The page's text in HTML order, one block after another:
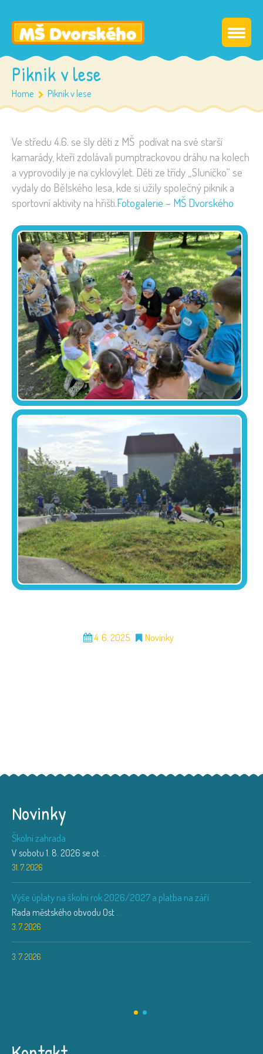
Piknik v lese
Home Piknik v lese
Ve středu 4.6. se šly děti z MŠ podívat na své starší
kamarády, kteří zdolávali pumptrackovou dráhu na kolech
a vyprovodily je na cyklovýlet. Děti ze třídy „Sluníčko“ se
vydaly do Bělského lesa, kde si užily společný piknik a
sportovní aktivity na hřišti.Fotogalerie – MŠ Dvorského
4. 6. 2025 Novinky
Novinky
Školní zahrada
V sobotu 1. 8. 2026 se ot
31. 7. 2026
Výše úplaty na školní rok 2026/2027 a platba na září
Rada městského obvodu Ost
3. 7. 2026
3. 7. 2026